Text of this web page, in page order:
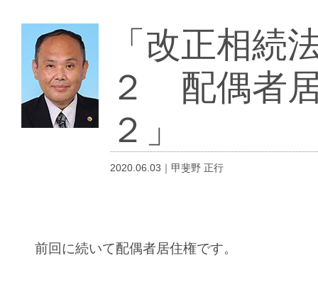
「改正相続
２ 配偶者
２」
2020.06.03｜甲斐野 正行
前回 に続いて配偶者居住権です。